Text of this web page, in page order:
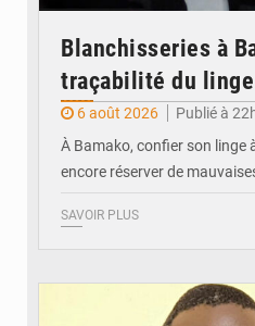
Blanchisseries à
traçabilité du
6 août 2026
Publié à
À Bamako, confier son linge
encore réserver de
SAVOIR PLUS